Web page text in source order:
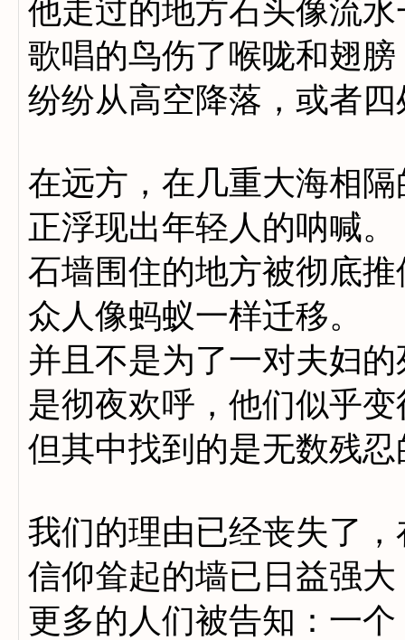
他走过的地方石头像流
歌唱的鸟伤了喉咙和翅膀
纷纷从高空降落，或者
在远方，在几重大海相
正浮现出年轻人的呐喊。
石墙围住的地方被彻底推
众人像蚂蚁一样迁移。
并且不是为了一对夫妇
是彻夜欢呼，他们似乎
但其中找到的是无数残
我们的理由已经丧失了，
信仰耸起的墙已日益强
更多的人们被告知：一个